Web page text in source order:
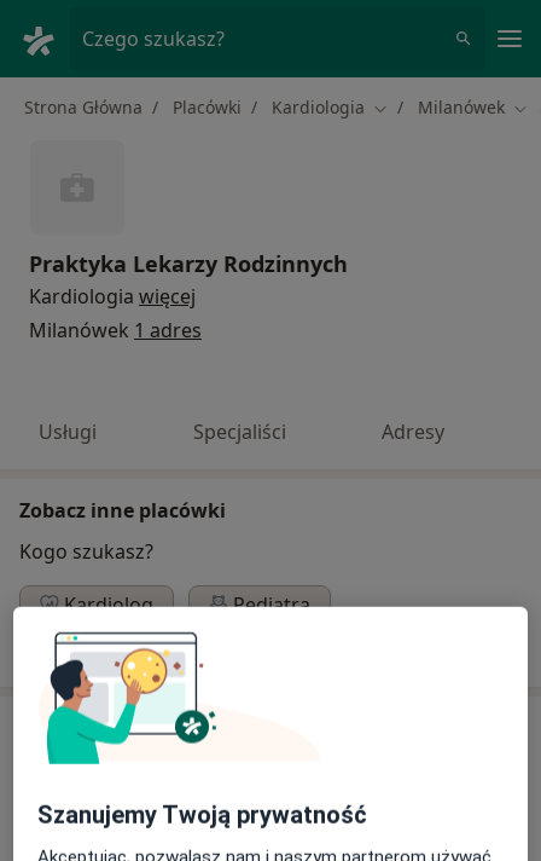
Czego szukasz?
Strona Główna Placówki Kardiologia Zmień miasto
Milanówek
Praktyka Lekarzy Rodzinnych
Kardiologia więcej
Milanówek 1 adres
Usługi Specjaliści Adresy
Zobacz inne placówki
Kogo szukasz?
Kardiolog
Pediatra
Szukaj innej specjalizacji
Usługi
Konsultacja pediatryczna
Szanujemy Twoją prywatność